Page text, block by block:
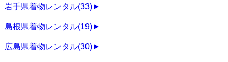
岩手県着物レンタル(33)►
島根県着物レンタル(19)►
広島県着物レンタル(30)►